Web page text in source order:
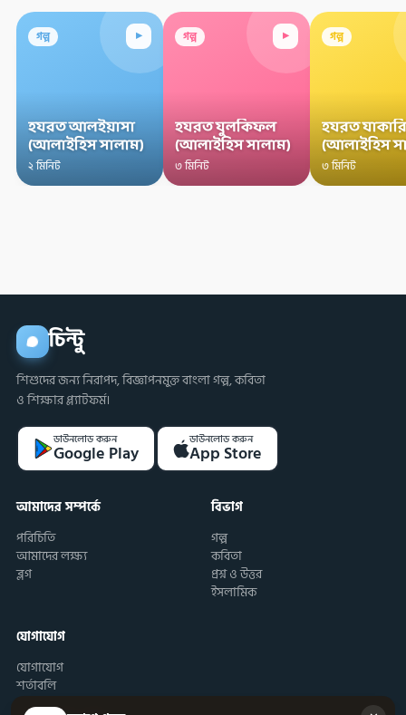
গল্প ▸
হযরত আলইয়াসা
(আলাইহিস সালাম)
২ মিনিট
গল্প ▸
হযরত যুলকিফল
(আলাইহিস সালাম)
৩ মিনিট
গল্প
হযরত
(আলাইহিস
৩ মিনিট
চিন্টু
শিশুদের জন্য নিরাপদ, বিজ্ঞাপনমুক্ত বাংলা গল্প, কবিতা
ও শিক্ষার প্ল্যাটফর্ম।
ডাউনলোড করুন
Google Play
ডাউনলোড করুন
App Store
আমাদের সম্পর্কে
পরিচিতি
আমাদের লক্ষ্য
ব্লগ
বিভাগ
গল্প
কবিতা
প্রশ্ন ও উত্তর
ইসলামিক
যোগাযোগ
যোগাযোগ
শর্তাবলি